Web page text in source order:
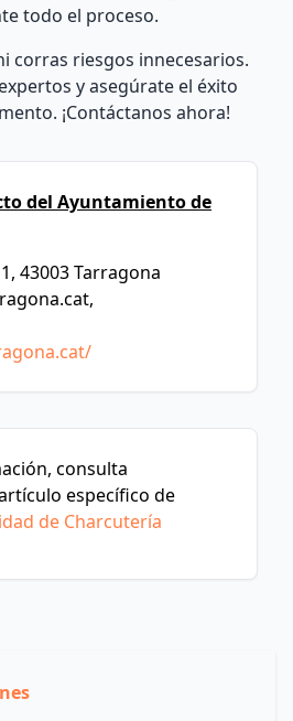
todo el proceso.
corras riesgos innecesarios.
y asegúrate el éxito
¡Contáctanos ahora!
del Ayuntamiento de
43003 Tarragona
,
consulta
específico de
de Charcutería